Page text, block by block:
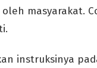
masyarakat.
instruksinya